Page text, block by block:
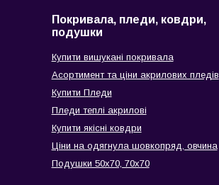
Покривала, пледи, ковдри,
подушки
Купити вишукані покривала
Асортимент та ціни акрилових пледів
Купити Пледи
Пледи теплі акрилові
Купити якісні ковдри
Ціни на одягнула шовкопряд, овчина
Подушки 50х70, 70х70